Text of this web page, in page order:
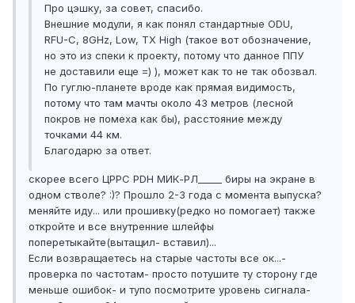
Про цэшку, за совет, спасибо.
Внешние модули, я как понял стандартные ODU,
RFU-C, 8GHz, Low, TX High (такое вот обозначение,
но это из спеки к проекту, потому что данное ППУ
не доставили еще =) ), может как то не так обозвал.
По гуглю-планете вроде как прямая видимость,
потому что там мачты около 43 метров (лесной
покров не помеха как бы), расстояние между
точками 44 км.
Благодарю за ответ.
скорее всего ЦРРС PDH МИК-РЛ_____ биры на экране в
одном стволе? :)? Прошло 2-3 года с момента выпуска?
меняйте иду... или прошивку(редко но помогает) также
откройте и все внутренние шлейфы
поперетыкайте(вытащил- вставил)...
Если возвращаетесь на старые частоты все ок...-
проверка по частотам- просто потушите ту сторону где
меньше ошибок- и тупо посмотрите уровень сигнала-